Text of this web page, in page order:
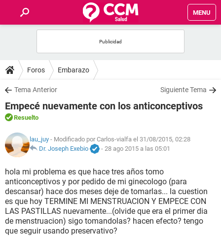
MENU
FOROS
SALUD
FAMILIA
NUTRICIÓN
SEXUALIDAD
GLOSARIO
Foros Embarazo
Tema Anterior Siguiente Tema
Empecé nuevamente con los anticonceptivos
Resuelto
lau_juy - Modificado por Carlos-vialfa el 31/08/2015, 02:28
Dr. Joseph Exebio
- 28 ago 2015 a las 05:01
hola mi problema es que hace tres años tomo
anticonceptivos y por pedido de mi ginecologo (para
descansar) hace dos meses deje de tomarlas... la cuestion
es que hoy TERMINE MI MENSTRUACION Y EMPECE CON
LAS PASTILLAS nuevamente...(olvide que era el primer dia
de menstruacion) sigo tomandolas? hacen efecto? tengo
que seguir usando preservativo?